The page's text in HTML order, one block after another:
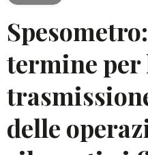
termine per
delle